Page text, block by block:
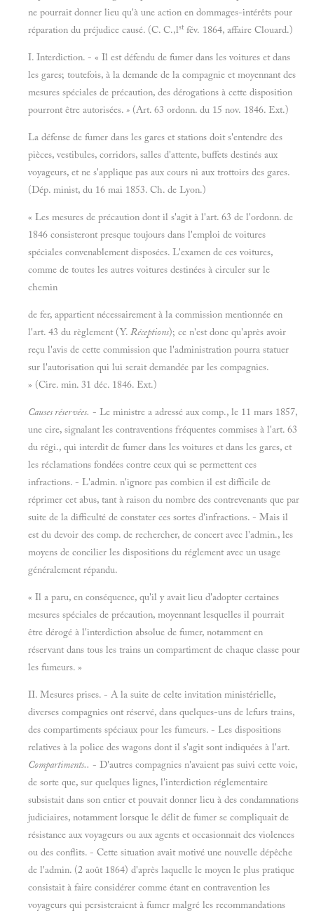
ne pourrait donner lieu qu'à une action en dommages-intérêts pour
réparation du préjudice causé. (C. C.,lst fév. 1864, affaire Clouard.)
I. Interdiction. - « Il est défendu de fumer dans les voitures et dans
les gares; toutefois, à la demande de la compagnie et moyennant des
mesures spéciales de précaution, des dérogations à cette disposition
pourront être autorisées. » (Art. 63 ordonn. du 15 nov. 1846. Ext.)
La défense de fumer dans les gares et stations doit s'entendre des
pièces, vestibules, corridors, salles d'attente, buffets destinés aux
voyageurs, et ne s'applique pas aux cours ni aux trottoirs des gares.
(Dép. minist, du 16 mai 1853. Ch. de Lyon.)
« Les mesures de précaution dont il s'agit à l'art. 63 de l'ordonn. de
1846 consisteront presque toujours dans l'emploi de voitures
spéciales convenablement disposées. L'examen de ces voitures,
comme de toutes les autres voitures destinées à circuler sur le
chemin
de fer, appartient nécessairement à la commission mentionnée en
l'art. 43 du règlement (Y. Réceptions); ce n'est donc qu'après avoir
reçu l'avis de cette commission que l'administration pourra statuer
sur l'autorisation qui lui serait demandée par les compagnies.
» (Cire. min. 31 déc. 1846. Ext.)
Causes réservées. - Le ministre a adressé aux comp., le 11 mars 1857,
une cire, signalant les contraventions fréquentes commises à l'art. 63
du régi., qui interdit de fumer dans les voitures et dans les gares, et
les réclamations fondées contre ceux qui se permettent ces
infractions. - L'admin. n'ignore pas combien il est difficile de
réprimer cet abus, tant à raison du nombre des contrevenants que par
suite de la difficulté de constater ces sortes d'infractions. - Mais il
est du devoir des comp. de rechercher, de concert avec l'admin., les
moyens de concilier les dispositions du réglement avec un usage
généralement répandu.
« Il a paru, en conséquence, qu'il y avait lieu d'adopter certaines
mesures spéciales de précaution, moyennant lesquelles il pourrait
être dérogé à l'interdiction absolue de fumer, notamment en
réservant dans tous les trains un compartiment de chaque classe pour
les fumeurs. »
II. Mesures prises. - A la suite de celte invitation ministérielle,
diverses compagnies ont réservé, dans quelques-uns de lefurs trains,
des compartiments spéciaux pour les fumeurs. - Les dispositions
relatives à la police des wagons dont il s'agit sont indiquées à l'art.
Compartiments.. - D'autres compagnies n'avaient pas suivi cette voie,
de sorte que, sur quelques lignes, l'interdiction réglementaire
subsistait dans son entier et pouvait donner lieu à des condamnations
judiciaires, notamment lorsque le délit de fumer se compliquait de
résistance aux voyageurs ou aux agents et occasionnait des violences
ou des conflits. - Cette situation avait motivé une nouvelle dépêche
de l'admin. (2 août 1864) d'après laquelle le moyen le plus pratique
consistait à faire considérer comme étant en contravention les
voyageurs qui persisteraient à fumer malgré les recommandations